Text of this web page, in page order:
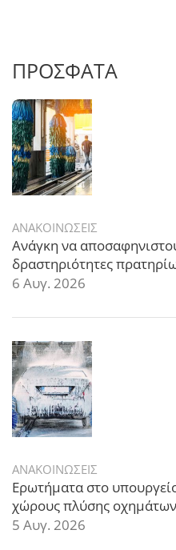
ΠΡΟΣΦΑΤΑ
ΑΝΑΚΟΙΝΩΣΕΙΣ
Ανάγκη να
δραστηριότητες
6 Αυγ. 2026
ΑΝΑΚΟΙΝΩΣΕΙΣ
Ερωτήματα στο
χώρους πλύσης οχημάτων
5 Αυγ. 2026